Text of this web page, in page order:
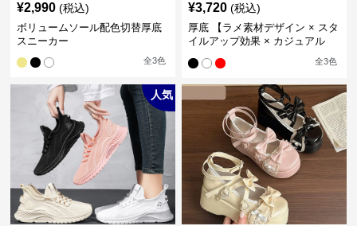
¥2,990 (税込)
ボリュームソール配色切替厚底
スニーカー
全3色
¥3,720 (税込)
厚底 【ラメ素材デザイン × スタ
イルアップ効果 × カジュアル
系】厚底デザインスニーカー
全3色
人気